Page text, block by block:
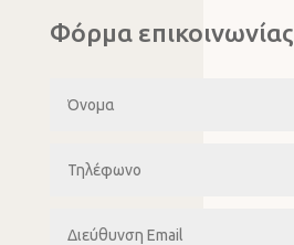
Φόρμα επικοινωνίας